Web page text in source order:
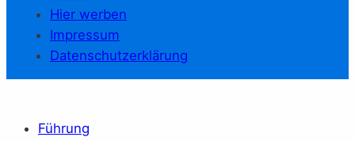
Hier werben
Impressum
Datenschutzerklärung
Führung